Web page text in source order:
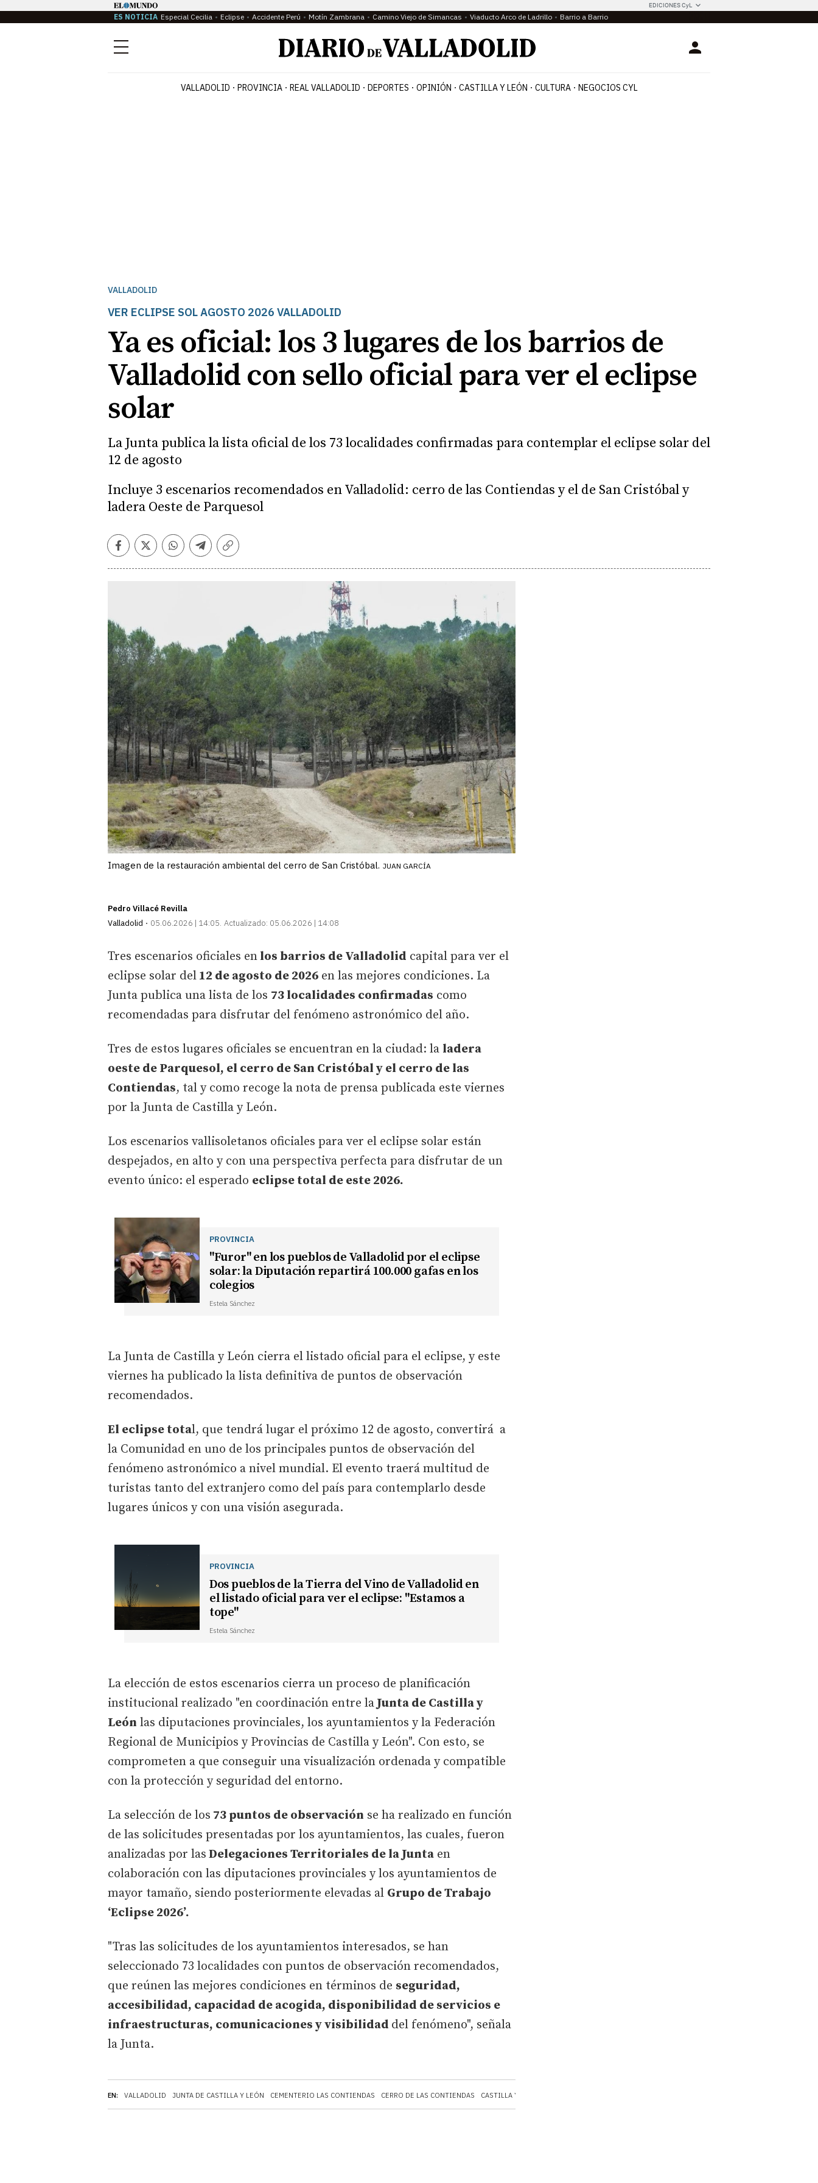
EDICIONES CyL
ES NOTICIA Especial Cecilia Eclipse Accidente Perú Motín Zambrana Camino Viejo de Simancas Viaducto Arco de Ladrillo Barrio a Barrio
Menú Login
VALLADOLID PROVINCIA REAL VALLADOLID DEPORTES OPINIÓN CASTILLA Y LEÓN CULTURA NEGOCIOS CYL
VALLADOLID
VER ECLIPSE SOL AGOSTO 2026 VALLADOLID
Ya es oficial: los 3 lugares de los barrios de
Valladolid con sello oficial para ver el eclipse
solar
La Junta publica la lista oficial de los 73 localidades confirmadas para contemplar el eclipse solar del
12 de agosto
Incluye 3 escenarios recomendados en Valladolid: cerro de las Contiendas y el de San Cristóbal y
ladera Oeste de Parquesol
Facebook
TwitterWhatsapp
Telegram
Copiar
Imagen de la restauración ambiental del cerro de San Cristóbal. JUAN GARCÍA
Pedro Villacé Revilla
Valladolid
05.06.2026 | 14:05 Actualizado: 05.06.2026 | 14:08
EN: VALLADOLID JUNTA DE CASTILLA Y LEÓN CEMENTERIO LAS CONTIENDAS CERRO DE LAS CONTIENDAS CASTILLA Y LEÓN
Tres escenarios oficiales en los barrios de Valladolid capital para ver el
eclipse solar del 12 de agosto de 2026 en las mejores condiciones. La
Junta publica una lista de los 73 localidades confirmadas como
recomendadas para disfrutar del fenómeno astronómico del año.
Tres de estos lugares oficiales se encuentran en la ciudad: la ladera
oeste de Parquesol, el cerro de San Cristóbal y el cerro de las
Contiendas, tal y como recoge la nota de prensa publicada este viernes
por la Junta de Castilla y León.
Los escenarios vallisoletanos oficiales para ver el eclipse solar están
despejados, en alto y con una perspectiva perfecta para disfrutar de un
evento único: el esperado eclipse total de este 2026.
PROVINCIA
"Furor" en los pueblos de Valladolid por el eclipse
solar: la Diputación repartirá 100.000 gafas en los
colegios
Estela Sánchez
La Junta de Castilla y León cierra el listado oficial para el eclipse, y este
viernes ha publicado la lista definitiva de puntos de observación
recomendados.
El eclipse total, que tendrá lugar el próximo 12 de agosto, convertirá a
la Comunidad en uno de los principales puntos de observación del
fenómeno astronómico a nivel mundial. El evento traerá multitud de
turistas tanto del extranjero como del país para contemplarlo desde
lugares únicos y con una visión asegurada.
PROVINCIA
Dos pueblos de la Tierra del Vino de Valladolid en
el listado oficial para ver el eclipse: "Estamos a
tope"
Estela Sánchez
La elección de estos escenarios cierra un proceso de planificación
institucional realizado "en coordinación entre la Junta de Castilla y
León las diputaciones provinciales, los ayuntamientos y la Federación
Regional de Municipios y Provincias de Castilla y León". Con esto, se
comprometen a que conseguir una visualización ordenada y compatible
con la protección y seguridad del entorno.
La selección de los 73 puntos de observación se ha realizado en función
de las solicitudes presentadas por los ayuntamientos, las cuales, fueron
analizadas por las Delegaciones Territoriales de la Junta en
colaboración con las diputaciones provinciales y los ayuntamientos de
mayor tamaño, siendo posteriormente elevadas al Grupo de Trabajo
‘Eclipse 2026’.
"Tras las solicitudes de los ayuntamientos interesados, se han
seleccionado 73 localidades con puntos de observación recomendados,
que reúnen las mejores condiciones en términos de seguridad,
accesibilidad, capacidad de acogida, disponibilidad de servicios e
infraestructuras, comunicaciones y visibilidad del fenómeno", señala
la Junta.